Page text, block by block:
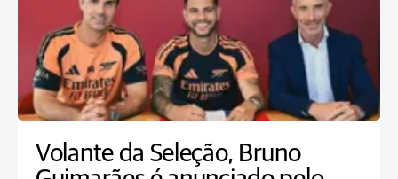
Volante da Seleção, Bruno